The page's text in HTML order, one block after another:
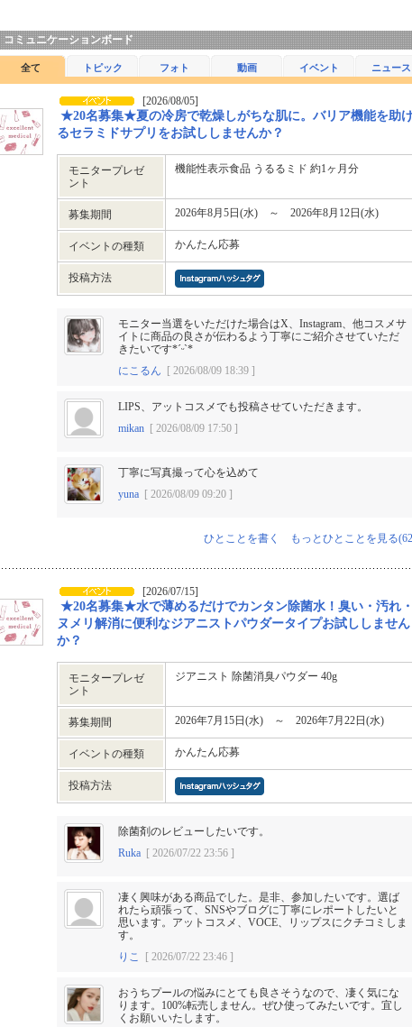
コミュニケーションボード
全て トピック フォト 動画 イベント ニュース
[2026/08/05]
★20名募集★夏の冷房で乾燥しがちな肌に。バリア機能を助
るセラミドサプリをお試ししませんか？
モニタープレゼ
ント
機能性表示食品 うるるミド 約1ヶ月分
募集期間 2026年8月5日(水) ～ 2026年8月12日(水)
イベントの種類 かんたん応募
投稿方法
モニター当選をいただけた場合はX、Instagram、他コスメサ
イトに商品の良さが伝わるよう丁寧にご紹介させていただ
きたいです*ˊᵕˋ*
にこるん [ 2026/08/09 18:39 ]
LIPS、アットコスメでも投稿させていただきます。
mikan [ 2026/08/09 17:50 ]
丁寧に写真撮って心を込めて
yuna [ 2026/08/09 09:20 ]
ひとことを書く もっとひとことを見る
[2026/07/15]
★20名募集★水で薄めるだけでカンタン除菌水！臭い・汚れ
ヌメリ解消に便利なジアニストパウダータイプお試ししません
か？
モニタープレゼ
ント
ジアニスト 除菌消臭パウダー 40g
募集期間 2026年7月15日(水) ～ 2026年7月22日(水)
イベントの種類 かんたん応募
投稿方法
除菌剤のレビューしたいです。
Ruka [ 2026/07/22 23:56 ]
凄く興味がある商品でした。是非、参加したいです。選ば
れたら頑張って、SNSやブログに丁寧にレポートしたいと
思います。アットコスメ、VOCE、リップスにクチコミしま
す。
りこ
[ 2026/07/22 23:46 ]
おうちプールの悩みにとても良さそうなので、凄く気にな
ります。100%転売しません。ぜひ使ってみたいです。宜し
くお願いいたします。